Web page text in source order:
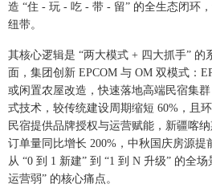
造 “住 - 玩 - 吃 - 带 - 留” 的全生态闭环
纽带。
其核心逻辑是 “两大模式 + 四大抓手” 的
面，集团创新 EPCOM 与 OM 双模式：
或闲置农屋改造，快速落地高端民宿集
式技术，较传统建设周期缩短 60%，且
民宿提供品牌授权与运营赋能，新疆喀
订单量同比增长 200%，中秋国庆房源提
从 “0 到 1 新建” 到 “1 到 N 升级” 的全场
运营弱” 的核心痛点。